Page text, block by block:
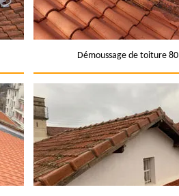
Démoussage de toiture 80